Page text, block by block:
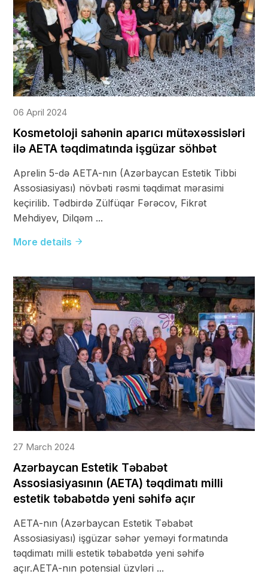
06 April 2024
Kosmetoloji sahənin aparıcı mütəxəssisləri
ilə AETA təqdimatında işgüzar söhbət
Aprelin 5-də AETA-nın (Azərbaycan Estetik Tibbi
Assosiasiyası) növbəti rəsmi təqdimat mərasimi
keçirilib. Tədbirdə Zülfüqar Fərəcov, Fikrət
Mehdiyev, Dilqəm ...
More details
27 March 2024
Azərbaycan Estetik Təbabət
Assosiasiyasının (AETA) təqdimatı milli
estetik təbabətdə yeni səhifə açır
AETA-nın (Azərbaycan Estetik Təbabət
Assosiasiyası) işgüzar səhər yeməyi formatında
təqdimatı milli estetik təbabətdə yeni səhifə
açır.AETA-nın potensial üzvləri ...